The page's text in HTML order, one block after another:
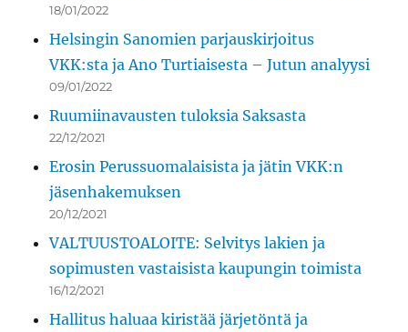
18/01/2022
Helsingin Sanomien parjauskirjoitus
VKK:sta ja Ano Turtiaisesta – Jutun analyysi
09/01/2022
Ruumiinavausten tuloksia Saksasta
22/12/2021
Erosin Perussuomalaisista ja jätin VKK:n
jäsenhakemuksen
20/12/2021
VALTUUSTOALOITE: Selvitys lakien ja
sopimusten vastaisista kaupungin toimista
16/12/2021
Hallitus haluaa kiristää järjetöntä ja